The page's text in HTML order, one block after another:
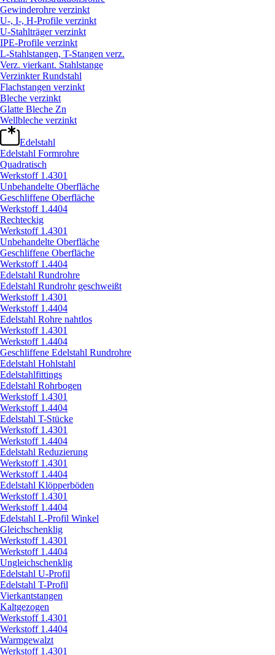
Gewinderohre verzinkt
U-, I-, H-Profile verzinkt
U-Stahlträger verzinkt
IPE-Profile verzinkt
L-Stahlstangen, T-Stangen verz.
Verz. vierkant. Stahlstange
Verzinkter Rundstahl
Flachstangen verzinkt
Bleche verzinkt
Glatte Bleche Zn
Wellbleche verzinkt
Edelstahl
Edelstahl Formrohre
Quadratisch
Werkstoff 1.4301
Unbehandelte Oberfläche
Geschliffene Oberfläche
Werkstoff 1.4404
Rechteckig
Werkstoff 1.4301
Unbehandelte Oberfläche
Geschliffene Oberfläche
Werkstoff 1.4404
Edelstahl Rundrohre
Edelstahl Rundrohr geschweißt
Werkstoff 1.4301
Werkstoff 1.4404
Edelstahl Rohre nahtlos
Werkstoff 1.4301
Werkstoff 1.4404
Geschliffene Edelstahl Rundrohre
Edelstahl Hohlstahl
Edelstahlfittings
Edelstahl Rohrbogen
Werkstoff 1.4301
Werkstoff 1.4404
Edelstahl T-Stücke
Werkstoff 1.4301
Werkstoff 1.4404
Edelstahl Reduzierung
Werkstoff 1.4301
Werkstoff 1.4404
Edelstahl Klöpperböden
Werkstoff 1.4301
Werkstoff 1.4404
Edelstahl L-Profil Winkel
Gleichschenklig
Werkstoff 1.4301
Werkstoff 1.4404
Ungleichschenklig
Edelstahl U-Profil
Edelstahl T-Profil
Vierkantstangen
Kaltgezogen
Werkstoff 1.4301
Werkstoff 1.4404
Warmgewalzt
Werkstoff 1.4301